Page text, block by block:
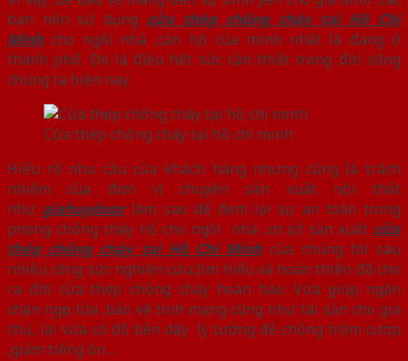
bạn nên sử dụng cửa thép chống cháy tại Hồ Chí
Minhcho ngôi nhà ,căn hộ của mình nhất là đang ở
thành phố. Đó là điều hết sức cần thiết trong đời sống
chúng ta hiện nay.
Cửa thép chống cháy tại hồ chí minh
Hiểu rõ nhu cầu của khách hàng nhưng cũng là trách
nhiệm của đơn vị chuyên sản xuất nội thất
như giahuydoorlàm sao để đem lại sự an toàn trong
phòng chống cháy nổ cho ngôi nhà ,cơ sở sản xuất cửa
thép chống cháy tại Hồ Chí Minhcủa chúng tôi sau
nhiều công sức nghiên cứu,tìm hiểu và hoàn thiện đã cho
ra đời cửa thép chống cháy hoàn hảo: Vừa giúp ngăn
chặn ngọn lửa ,bảo vệ tính mạng cũng như tài sản cho gia
chủ, lại vừa có độ bền dày lý tưởng để chống trộm cướp
,giảm tiếng ồn…